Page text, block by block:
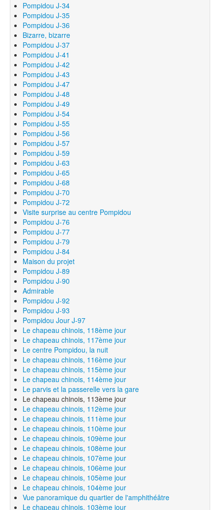
Pompidou J-34
Pompidou J-35
Pompidou J-36
Bizarre, bizarre
Pompidou J-37
Pompidou J-41
Pompidou J-42
Pompidou J-43
Pompidou J-47
Pompidou J-48
Pompidou J-49
Pompidou J-54
Pompidou J-55
Pompidou J-56
Pompidou J-57
Pompidou J-59
Pompidou J-63
Pompidou J-65
Pompidou J-68
Pompidou J-70
Pompidou J-72
Visite surprise au centre Pompidou
Pompidou J-76
Pompidou J-77
Pompidou J-79
Pompidou J-84
Maison du projet
Pompidou J-89
Pompidou J-90
Admirable
Pompidou J-92
Pompidou J-93
Pompidou Jour J-97
Le chapeau chinois, 118ème jour
Le chapeau chinois, 117ème jour
Le centre Pompidou, la nuit
Le chapeau chinois, 116ème jour
Le chapeau chinois, 115ème jour
Le chapeau chinois, 114ème jour
Le parvis et la passerelle vers la gare
Le chapeau chinois, 113ème jour
Le chapeau chinois, 112ème jour
Le chapeau chinois, 111ème jour
Le chapeau chinois, 110ème jour
Le chapeau chinois, 109ème jour
Le chapeau chinois, 108ème jour
Le chapeau chinois, 107ème jour
Le chapeau chinois, 106ème jour
Le chapeau chinois, 105ème jour
Le chapeau chinois, 104ème jour
Vue panoramique du quartier de l'amphithéâtre
Le chapeau chinois, 103ème jour